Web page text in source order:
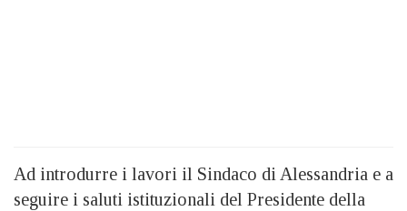
Ad introdurre i lavori il Sindaco di Alessandria e a
seguire i saluti istituzionali del Presidente della